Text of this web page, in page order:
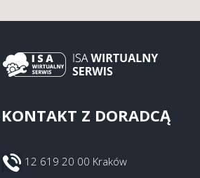
KONTAKT Z DORADCĄ
12 619 20 00 Kraków